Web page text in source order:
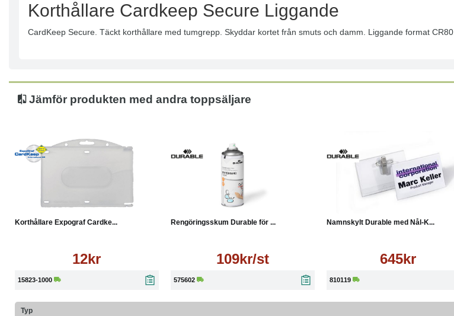
Korthållare Cardkeep Secure Liggande
CardKeep Secure. Täckt korthållare med tumgrepp. Skyddar kortet från smuts och damm. Liggande format CR80.
Jämför produkten med andra toppsäljare
Korthållare Expograf Cardke...
12kr
15823-1000
Köp Läs mer
Rengöringsskum Durable för ...
109kr/st
575602
Läs mer
Namnskylt Durable med Nål-K...
645kr
810119
Typ